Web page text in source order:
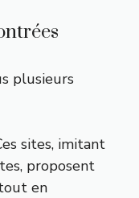
plusieurs
sites, imitant
proposent
en